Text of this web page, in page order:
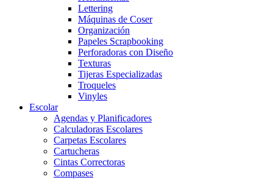
Lettering
Máquinas de Coser
Organización
Papeles Scrapbooking
Perforadoras con Diseño
Texturas
Tijeras Especializadas
Troqueles
Vinyles
Escolar
Agendas y Planificadores
Calculadoras Escolares
Carpetas Escolares
Cartucheras
Cintas Correctoras
Compases